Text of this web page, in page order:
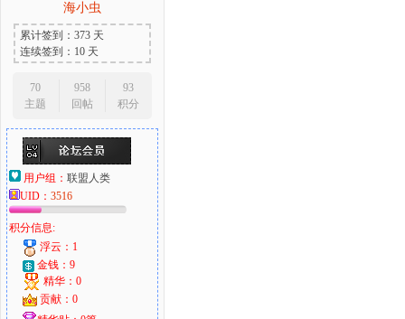
海小虫
累计签到：373 天
连续签到：10 天
70
主题
958
回帖
93
积分
用户组： 联盟人类
UID： 3516
积分信息:
浮云：1
金钱：9
精华：0
贡献：0